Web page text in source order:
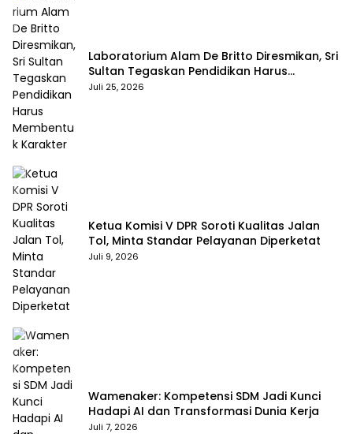
Laboratorium Alam De Britto Diresmikan, Sri
Sultan Tegaskan Pendidikan Harus
Membentuk Karakter
Juli 25, 2026
Ketua Komisi V DPR Soroti Kualitas Jalan
Tol, Minta Standar Pelayanan Diperketat
Juli 9, 2026
Wamenaker: Kompetensi SDM Jadi Kunci
Hadapi AI dan Transformasi Dunia Kerja
Juli 7, 2026